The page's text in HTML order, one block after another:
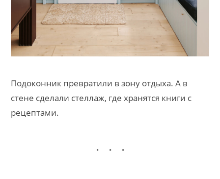
Подоконник превратили в зону отдыха. А в
стене сделали стеллаж, где хранятся книги с
рецептами.